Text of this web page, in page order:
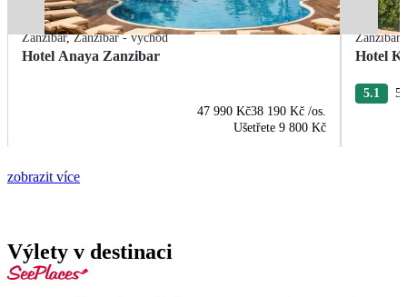
Zanzibar,Zanzibar - východ
Hotel Anaya Zanzibar
47 990 Kč38 190 Kč /os.
Ušetřete 9 800 Kč
Zanzibar
Hotel
5.1
zobrazit více
Výlety v destinaci